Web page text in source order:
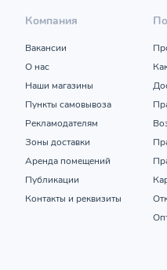
Компания
Вакансии
О нас
Наши магазины
Пункты самовывоза
Рекламодателям
Зоны доставки
Аренда помещений
Публикации
Контакты и реквизиты